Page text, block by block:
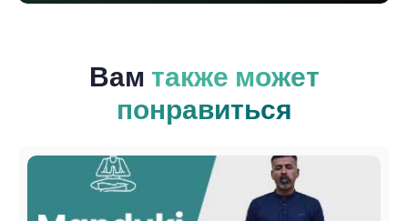
Вам также может
понравиться